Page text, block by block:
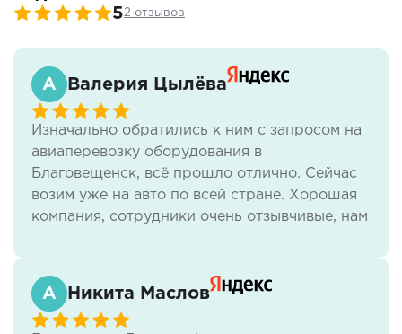
52 отзывов
Валерия Цылёва
Изначально обратились к ним с запросом на
авиаперевозку оборудования в
Благовещенск, всё прошло отлично. Сейчас
возим уже на авто по всей стране. Хорошая
компания, сотрудники очень отзывчивые, нам
Никита Маслов